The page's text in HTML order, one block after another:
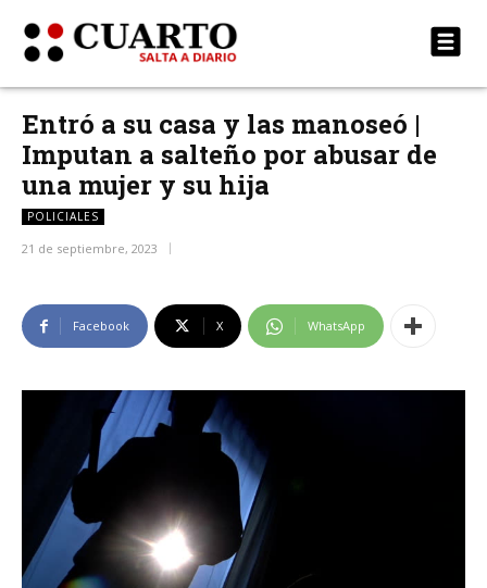
Entró a su casa y las manoseó |
Imputan a salteño por abusar de
una mujer y su hija
POLICIALES
21 de septiembre, 2023
Facebook X WhatsApp